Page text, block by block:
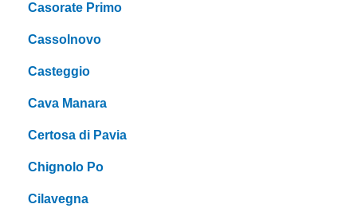
Casorate Primo
Cassolnovo
Casteggio
Cava Manara
Certosa di Pavia
Chignolo Po
Cilavegna